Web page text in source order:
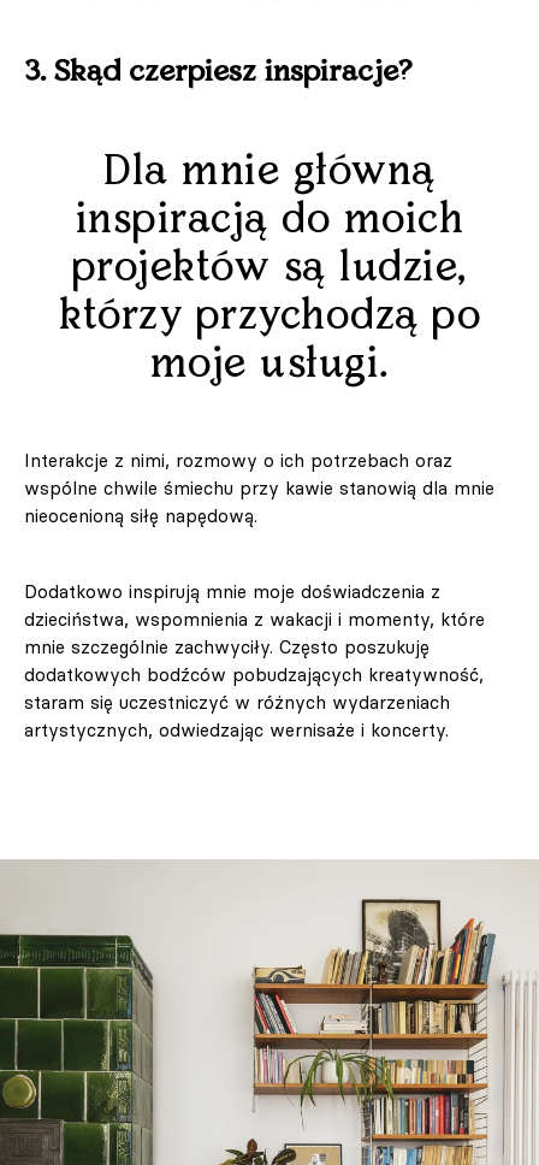
3. Skąd czerpiesz inspiracje?
Dla mnie główną
inspiracją do moich
projektów są ludzie,
którzy przychodzą po
moje usługi.
Interakcje z nimi, rozmowy o ich potrzebach oraz
wspólne chwile śmiechu przy kawie stanowią dla mnie
nieocenioną siłę napędową.
Dodatkowo inspirują mnie moje doświadczenia z
dzieciństwa, wspomnienia z wakacji i momenty, które
mnie szczególnie zachwyciły. Często poszukuję
dodatkowych bodźców pobudzających kreatywność,
staram się uczestniczyć w różnych wydarzeniach
artystycznych, odwiedzając wernisaże i koncerty.